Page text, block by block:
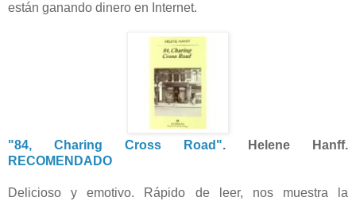
están ganando dinero en Internet.
"84, Charing Cross Road". Helene Hanff.
RECOMENDADO
Delicioso y emotivo. Rápido de leer, nos muestra la